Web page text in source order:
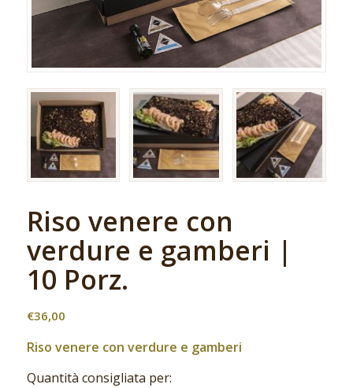
Riso venere con
verdure e gamberi |
10 Porz.
€36,00
Riso venere con verdure e gamberi
Quantità consigliata per: